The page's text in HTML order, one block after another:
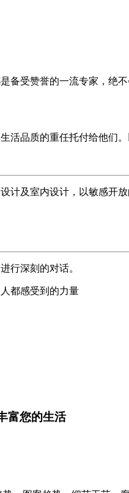
备受赞誉的一流专家，绝
活品质的重任托付给他们
计及室内设计，以敏感开
行深刻的对话。
都感受到的力量
富您的生活